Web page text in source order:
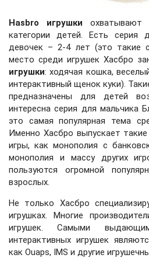
Hasbro игрушки охватывают
категории детей. Есть
девочек – 2-4 лет (это такие
место среди игрушек Хасбро
игрушки: ходячая кошка,
интерактивный щенок куки).
предназначены для детей
интересна серия для мальчика
это самая популярная тема
Именно Хасбро выпускает
игры, как монополия с
монополия и массу других
пользуются огромной
взрослых.
Не только Хасбро
игрушках. Многие
игрушек. Самыми
интерактивных игрушек
как Ouaps, IMS и другие